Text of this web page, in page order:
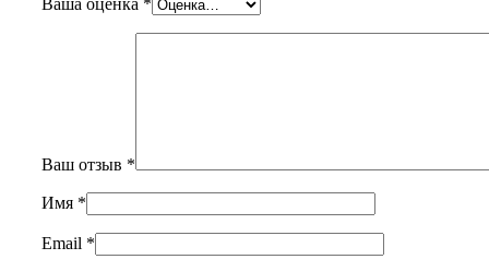
Ваша оценка *
Ваш отзыв *
Имя *
Email *